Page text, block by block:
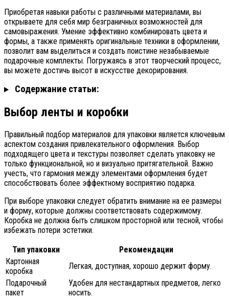
Приобретая навыки работы с различными материалами, вы
открываете для себя мир безграничных возможностей для
самовыражения. Умение эффективно комбинировать цвета и
формы, а также применять оригинальные техники в оформлении,
позволит вам выделиться и создать поистине незабываемые
подарочные комплекты. Погружаясь в этот творческий процесс,
вы можете достичь высот в искусстве декорирования.
Содержание статьи:
Выбор ленты и коробки
Правильный подбор материалов для упаковки является ключевым
аспектом создания привлекательного оформления. Выбор
подходящего цвета и текстуры позволяет сделать упаковку не
только функциональной, но и визуально притягательной. Важно
учесть, что гармония между элементами оформления будет
способствовать более эффектному восприятию подарка.
При выборе упаковки следует обратить внимание на ее размеры
и форму, которые должны соответствовать содержимому.
Коробка не должна быть слишком просторной или тесной, чтобы
избежать потери эстетики.
Тип упаковки
Рекомендации
Картонная
коробка
Легкая, доступная, хорошо держит форму.
Подарочный
пакет
Удобен для нестандартных предметов, легко
носить.